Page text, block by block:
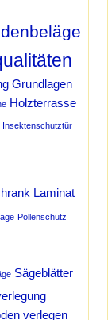
Grundlagen
Holzterrasse
Insektenschutztür
Laminat
Pollenschutz
Sägeblätter
verlegen